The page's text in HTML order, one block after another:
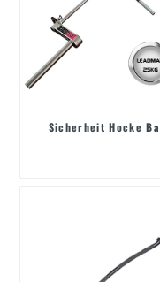
Sicherheit Hocke